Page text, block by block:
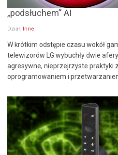
„podsłuchem” AI
Dział: Inne
W krótkim odstępie czasu wokół
telewizorów LG wybuchły dwie
agresywne, nieprzejrzyste praktyki
oprogramowaniem i